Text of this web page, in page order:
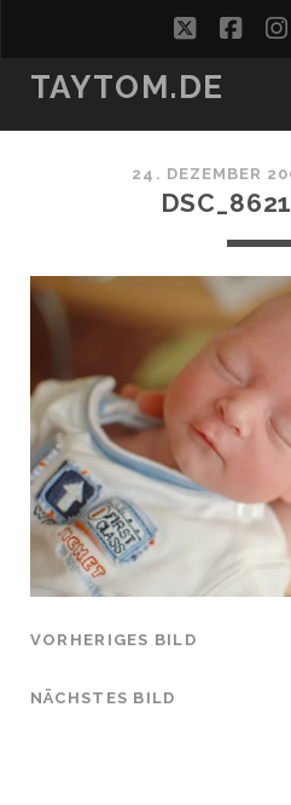
twitter
TAYTOM.DE
24. DEZEMBER
VORHERIGES BILD
NÄCHSTES BILD